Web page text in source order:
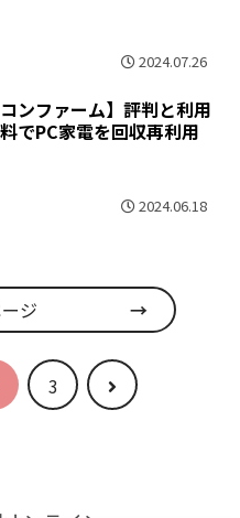
2024.07.26
コンファーム】評判と利用
でPC家電を回収再利用
2024.06.18
ジ
3
次